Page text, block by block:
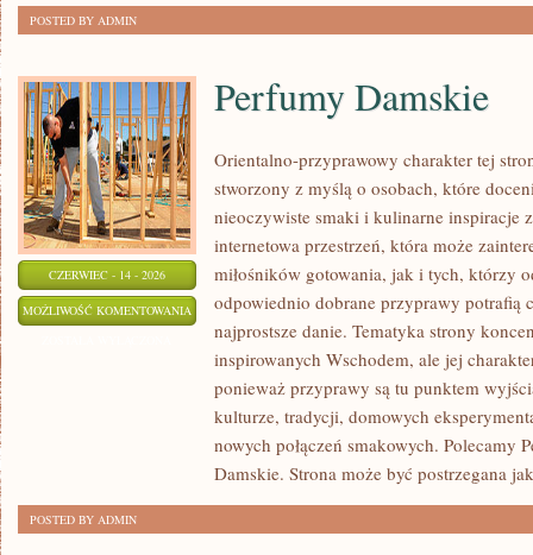
POSTED BY ADMIN
CZERWIEC - 14 - 2026
MOŻLIWOŚĆ KOMENTOWANIA PERFUMY
DAMSKIE
Perfumy Damskie
Orientalno-przyprawowy charakter tej
stworzony z myślą o osobach, które
nieoczywiste smaki i kulinarne inspiracje
internetowa przestrzeń, która może
miłośników gotowania, jak i tych, którzy
odpowiednio dobrane przyprawy potrafią
najprostsze danie. Tematyka strony
inspirowanych Wschodem, ale jej
ponieważ przyprawy są tu punktem
kulturze, tradycji, domowych
nowych połączeń smakowych. Polecamy
Damskie. Strona może być postrzegana
POSTED BY ADMIN